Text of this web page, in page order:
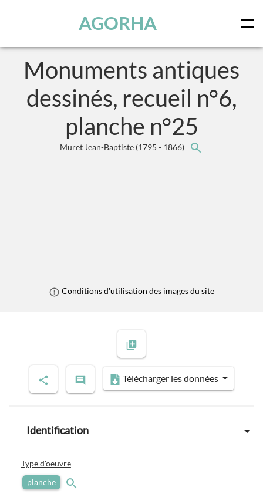
AGORHA
Monuments antiques
dessinés, recueil n°6,
planche n°25
Muret Jean-Baptiste (1795 - 1866)
Conditions d'utilisation des images du site
Télécharger les données
Identification
Type d'oeuvre
planche